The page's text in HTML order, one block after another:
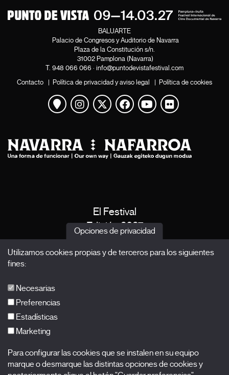
BALUARTE
Palacio de Congresos y Auditorio de Navarra
Plaza de la Constitución s/n.
31002 Pamplona (Navarra)
T. 948 066 066 · info@puntodevistafestival.com
Contacto | Política de privacidad y aviso legal | Política de cookies
Ver mapa
Instagram
Twitter
Facebook
Youtube
Flickr
El Festival
Edición 2027
Acreditaciones
Nombre
Opciones de privacidad
Utilizamos cookies propias y de terceros para los siguientes
fines:
Necesarias
Preferencias
Estadísticas
Marketing
Para configurar las cookies que se instalen en su equipo
marque o desmarque las distintas opciones de cookies y